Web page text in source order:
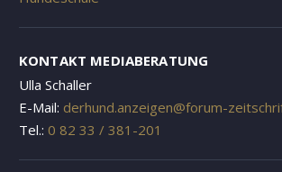
KONTAKT MEDIABERATUNG
Ulla Schaller
E-Mail: derhund.anzeigen@forum-
Tel.: 0 82 33 / 381-201